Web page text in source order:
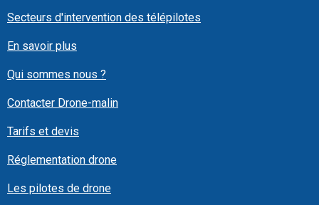
Secteurs d'intervention des télépilotes
En savoir plus
Qui sommes nous ?
Contacter Drone-malin
Tarifs et devis
Réglementation drone
Les pilotes de drone